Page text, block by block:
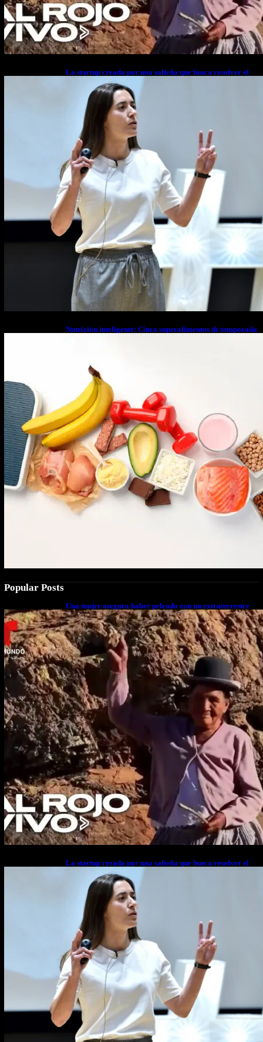
La startup creada por una salteña que busca resolver el
estrés financiero en Latinoamérica
Nutrición inteligente: Cinco superalimentos de temporada
Popular Posts
Una mujer asegura haber peleado con un extraterrestre
cuerpo a cuerpo
La startup creada por una salteña que busca resolver el
estrés financiero en Latinoamérica